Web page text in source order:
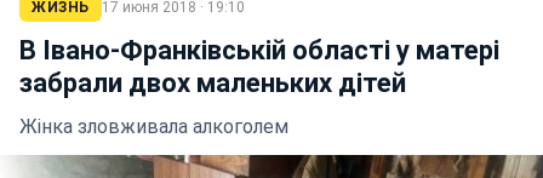
ЖИЗНЬ 17 июня 2018 · 19:10
В Івано-Франківській області у матері
забрали двох маленьких дітей
Жінка зловживала алкоголем